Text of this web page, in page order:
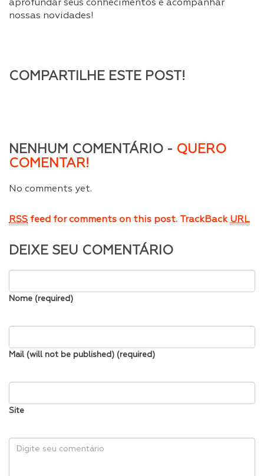
aprofundar seus conhecimentos e acompanhar
nossas novidades!
COMPARTILHE ESTE POST!
NENHUM COMENTÁRIO - QUERO
COMENTAR!
No comments yet.
RSS feed for comments on this post. TrackBackURL
DEIXE SEU COMENTÁRIO
Nome (required)
Mail (will not be published) (required)
Site